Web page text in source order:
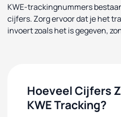
KWE-trackingnummers
cijfers. Zorg ervoor dat je het
invoert zoals het is gegeven,
Hoeveel Cijfers
KWE Tracking?